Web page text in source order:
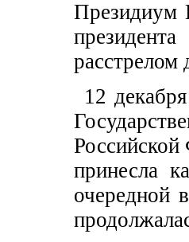
Президиум
12
Российской
принесла
очередной